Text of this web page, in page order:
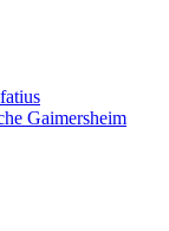
Gaimersheim